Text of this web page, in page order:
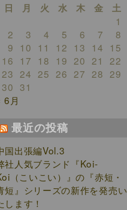
日
月 火 水 木 金
土
1
2
3 4 5 6 7
8
9 10 11 12 13 14 15
16 17 18 19 20 21
22
23 24 25 26 27 28 29
30 31
6月
最近の投稿
国出張編Vol.3
社人気ブランド『Koi-
（こいこい）』の『赤短・
短』シリーズの新作を発売い
します！